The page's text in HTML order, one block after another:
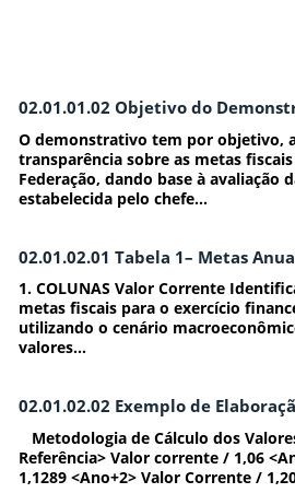
02.01.01.02 Objetivo do
O demonstrativo tem por objetivo,
transparência sobre as metas
Federação, dando base à avaliação
estabelecida pelo chefe...
02.01.02.01 Tabela 1– Metas
1. COLUNAS Valor Corrente
metas fiscais para o exercício
utilizando o cenário
valores...
02.01.02.02 Exemplo de
Metodologia de Cálculo dos
Referência> Valor corrente / 1,06
1,1289 <Ano+2> Valor Corrente /